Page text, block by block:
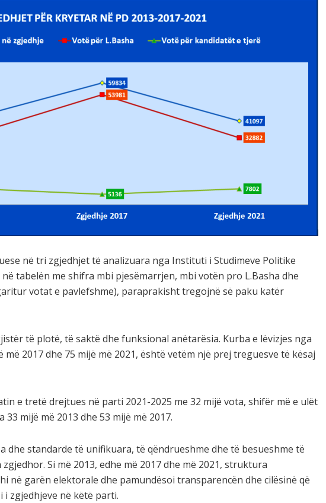
në tri zgjedhjet të analizuara nga Instituti i Studimeve Politike
në tabelën me shifra mbi pjesëmarrjen, mbi votën pro L.Basha dhe
votat e pavlefshme), paraprakisht tregojnë së paku katër
të plotë, të saktë dhe funksional anëtarësia. Kurba e lëvizjes nga
më 2017 dhe 75 mijë më 2021, është vetëm një prej treguesve të kësaj
e tretë drejtues në parti 2021-2025 me 32 mijë vota, shifër më e ulët
mijë më 2013 dhe 53 mijë më 2017.
dhe standarde të unifikuara, të qëndrueshme dhe të besueshme të
Si më 2013, edhe më 2017 dhe më 2021, struktura
në garën elektorale dhe pamundësoi transparencën dhe cilësinë që
zgjedhjeve në këtë parti.